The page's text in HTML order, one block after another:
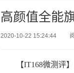
高颜值全能
2020-10-22 15:24:44
【IT168微测评